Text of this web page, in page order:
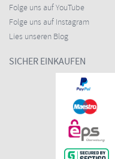
Folge uns auf YouTube
Folge uns auf Instagram
Lies unseren Blog
SICHER EINKAUFEN